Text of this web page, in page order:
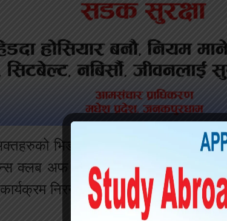
भिडभाड हुने स्थानहरुमा
क्लब अफ जीतपुर युथले सरसफाई
निरन्तर चलिरहने क्लबका अध्यक्ष